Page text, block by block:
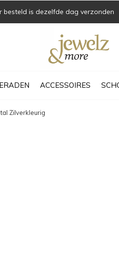
ACCESSOIRES
besteld is dezelfde dag verzonden
Zilverkleurig